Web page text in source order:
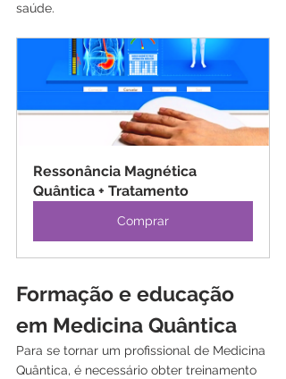
saúde.
Ressonância Magnética
Quântica + Tratamento
Comprar
Formação e educação
em Medicina Quântica
Para se tornar um profissional de Medicina
Quântica, é necessário obter treinamento